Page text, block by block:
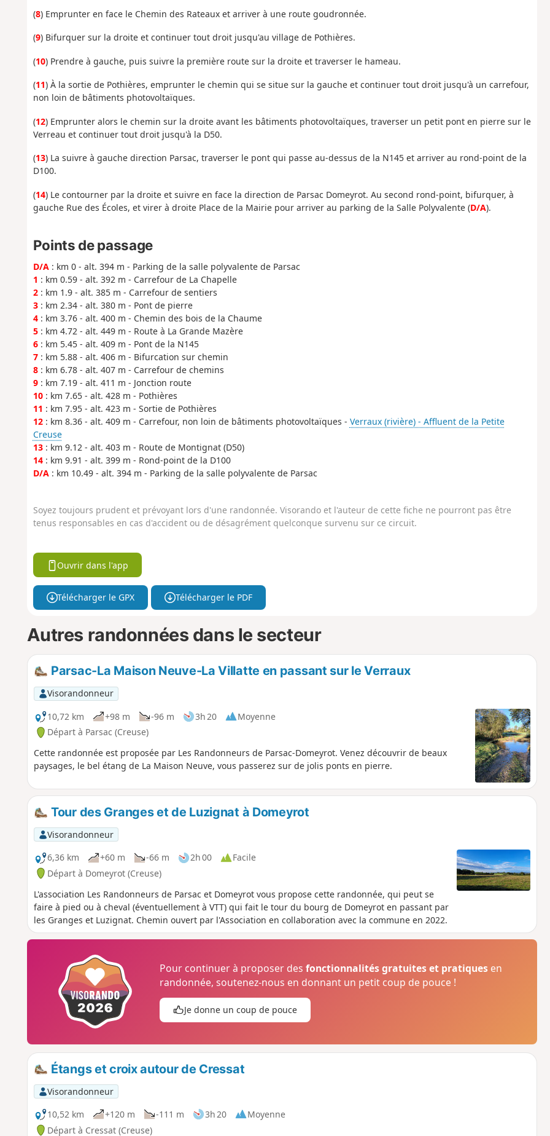
(8) Emprunter en face le Chemin des Rateaux et arriver à une route goudronnée.
(9) Bifurquer sur la droite et continuer tout droit jusqu'au village de Pothières.
(10) Prendre à gauche, puis suivre la première route sur la droite et traverser le hameau.
(11) À la sortie de Pothières, emprunter le chemin qui se situe sur la gauche et continuer tout droit jusqu'à un carrefour,
non loin de bâtiments photovoltaïques.
(12) Emprunter alors le chemin sur la droite avant les bâtiments photovoltaïques, traverser un petit pont en pierre sur le
Verreau et continuer tout droit jusqu'à la D50.
(13) La suivre à gauche direction Parsac, traverser le pont qui passe au-dessus de la N145 et arriver au rond-point de la
D100.
(14) Le contourner par la droite et suivre en face la direction de Parsac Domeyrot. Au second rond-point, bifurquer, à
gauche Rue des Écoles, et virer à droite Place de la Mairie pour arriver au parking de la Salle Polyvalente (D/A).
Points de passage
D/A: km 0 - alt. 394 m - Parking de la salle polyvalente de Parsac
1 : km 0.59 - alt. 392 m - Carrefour de La Chapelle
2: km 1.9 - alt. 385 m - Carrefour de sentiers
3: km 2.34 - alt. 380 m - Pont de pierre
4: km 3.76 - alt. 400 m - Chemin des bois de la Chaume
5: km 4.72 - alt. 449 m - Route à La Grande Mazère
6: km 5.45 - alt. 409 m - Pont de la N145
7: km 5.88 - alt. 406 m - Bifurcation sur chemin
8: km 6.78 - alt. 407 m - Carrefour de chemins
9: km 7.19 - alt. 411 m - Jonction route
10: km 7.65 - alt. 428 m - Pothières
11 : km 7.95 - alt. 423 m - Sortie de Pothières
12: km 8.36 - alt. 409 m - Carrefour, non loin de bâtiments photovoltaïques - Verraux (rivière) - Affluent de la Petite
Creuse
13: km 9.12 - alt. 403 m - Route de Montignat (D50)
14: km 9.91 - alt. 399 m - Rond-point de la D100
D/A: km 10.49 - alt. 394 m - Parking de la salle polyvalente de Parsac
Soyez toujours prudent et prévoyant lors d'une randonnée. Visorando et l'auteur de cette fiche ne pourront pas être
tenus responsables en cas d'accident ou de désagrément quelconque survenu sur ce circuit.
Ouvrir dans l'app
Télécharger le GPX Télécharger le PDF
Autres randonnées dans le secteur
Parsac-La Maison Neuve-La Villatte en passant sur le Verraux
Visorandonneur
10,72 km
+98 m -96 m 3h 20
Moyenne
Départ à Parsac (Creuse)
Cette randonnée est proposée par Les Randonneurs de Parsac-Domeyrot. Venez découvrir de beaux
paysages, le bel étang de La Maison Neuve, vous passerez sur de jolis ponts en pierre.
Tour des Granges et de Luzignat à Domeyrot
Visorandonneur
6,36 km
+60 m -66 m 2h 00
Facile
Départ à Domeyrot (Creuse)
L'association Les Randonneurs de Parsac et Domeyrot vous propose cette randonnée, qui peut se
faire à pied ou à cheval (éventuellement à VTT) qui fait le tour du bourg de Domeyrot en passant par
les Granges et Luzignat. Chemin ouvert par l'Association en collaboration avec la commune en 2022.
Pour continuer à proposer desfonctionnalités gratuites et pratiques en
randonnée, soutenez-nous en donnant un petit coup de pouce !
Je donne un coup de pouce
Étangs et croix autour de Cressat
Visorandonneur
10,52 km
+120 m -111 m 3h 20
Moyenne
Départ à Cressat (Creuse)